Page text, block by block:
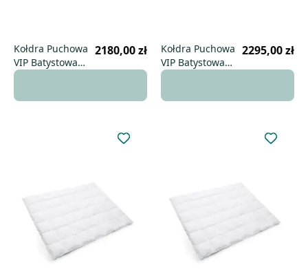
Kołdra Puchowa
VIP Batystowa
155x220 zimowa
2180,00 zł
Kołdra Puchowa
VIP Batystowa
180x200 zimowa
2295,00 zł